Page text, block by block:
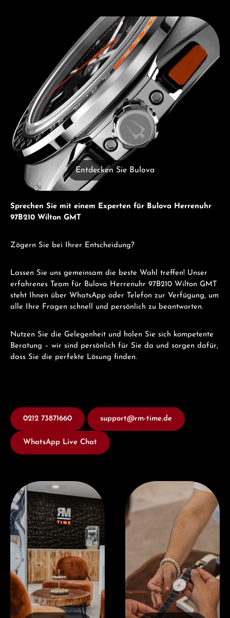
Entdecken Sie Bulova
Sprechen Sie mit einem Experten für Bulova Herrenuhr
97B210 Wilton GMT
Zögern Sie bei Ihrer Entscheidung?
Lassen Sie uns gemeinsam die beste Wahl treffen! Unser
erfahrenes Team für Bulova Herrenuhr 97B210 Wilton GMT
steht Ihnen über WhatsApp oder Telefon zur Verfügung, um
alle Ihre Fragen schnell und persönlich zu beantworten.
Nutzen Sie die Gelegenheit und holen Sie sich kompetente
Beratung – wir sind persönlich für Sie da und sorgen dafür,
dass Sie die perfekte Lösung finden.
0212 73871660 support@rm-time.de
WhatsApp Live Chat
Besuchen Sie uns Jetzt Beraten lassen